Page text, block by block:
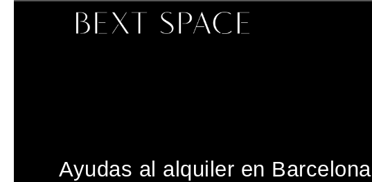
Ayudas al alquiler en Barcelona